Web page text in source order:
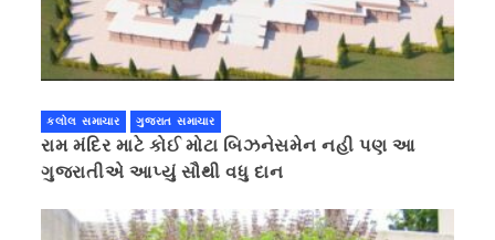
કલોલ સમાચાર ગુજરાત સમાચાર
રામ મંદિર માટે કોઈ મોટા બિઝનેસમેન નહી પણ આ
ગુજરાતીએ આપ્યું સૌથી વધુ દાન